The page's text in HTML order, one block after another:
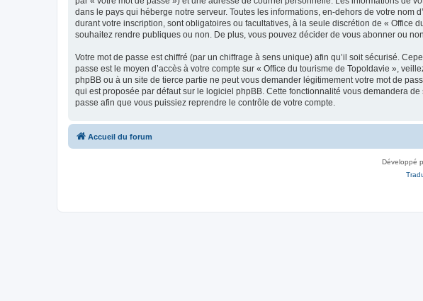
dans le pays qui héberge notre serveur. Toutes les informations, en-dehors de votre nom
durant votre inscription, sont obligatoires ou facultatives, à la seule discrétion de « Office
souhaitez rendre publiques ou non. De plus, vous pouvez décider de vous abonner ou
Votre mot de passe est chiffré (par un chiffrage à sens unique) afin qu’il soit sécurisé.
passe est le moyen d’accès à votre compte sur « Office du tourisme de Topoldavie »,
phpBB ou à un site de tierce partie ne peut vous demander légitimement votre mot de
qui est proposée par défaut sur le logiciel phpBB. Cette fonctionnalité vous demandera
passe afin que vous puissiez reprendre le contrôle de votre compte.
Accueil du forum
Développé